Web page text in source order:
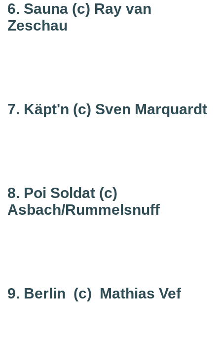
6. Sauna (c) Ray van
Zeschau
7. Käpt'n (c) Sven Marquardt
8. Poi Soldat (c)
Asbach/Rummelsnuff
9. Berlin (c) Mathias Vef